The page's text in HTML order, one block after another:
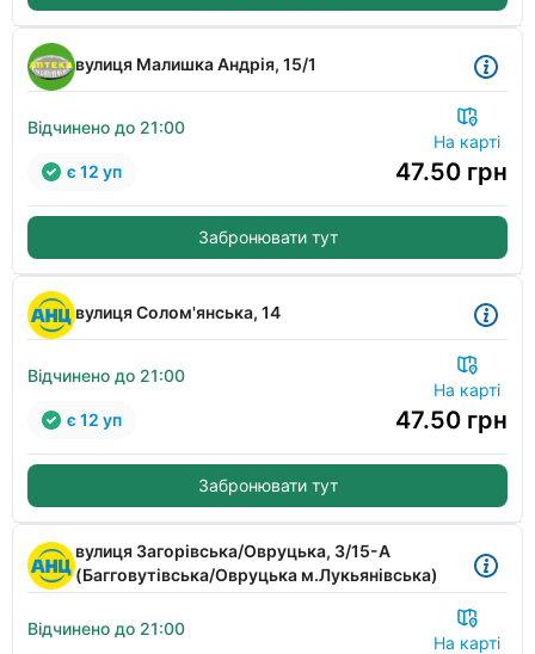
вулиця Малишка Андрія, 15/1
Відчинено до 21:00
На карті
47.50 грн
є 12 уп
Забронювати тут
вулиця Солом'янська, 14
Відчинено до 21:00
На карті
47.50 грн
є 12 уп
Забронювати тут
вулиця Загорівська/Овруцька, 3/15-А
(Багговутівська/Овруцька м.Лукьянівська)
Відчинено до 21:00
На карті